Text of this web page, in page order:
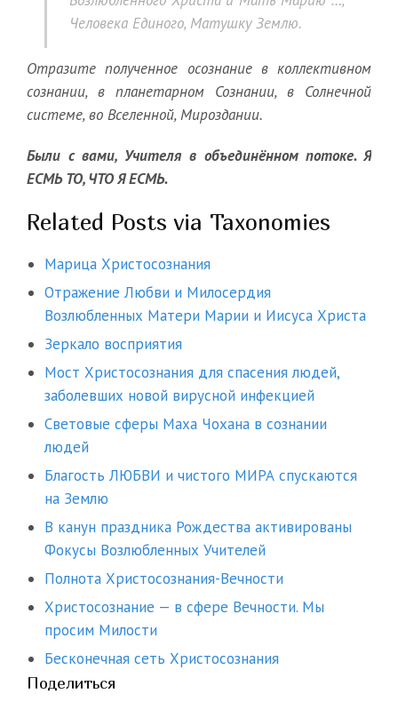
Человека Единого, Матушку Землю.
Отразите полученное осознание в коллективном
сознании, в планетарном Сознании, в Солнечной
системе, во Вселенной, Мироздании.
Были с вами, Учителя в объединённом потоке. Я
ЕСМЬ ТО, ЧТО Я ЕСМЬ.
Related Posts via Taxonomies
Марица Христосознания
Отражение Любви и Милосердия
Возлюбленных Матери Марии и Иисуса Христа
Зеркало восприятия
Мост Христосознания для спасения людей,
заболевших новой вирусной инфекцией
Световые сферы Маха Чохана в сознании
людей
Благость ЛЮБВИ и чистого МИРА спускаются
на Землю
В канун праздника Рождества активированы
Фокусы Возлюбленных Учителей
Полнота Христосознания-Вечности
Христосознание — в сфере Вечности. Мы
просим Милости
Бесконечная сеть Христосознания
Поделиться